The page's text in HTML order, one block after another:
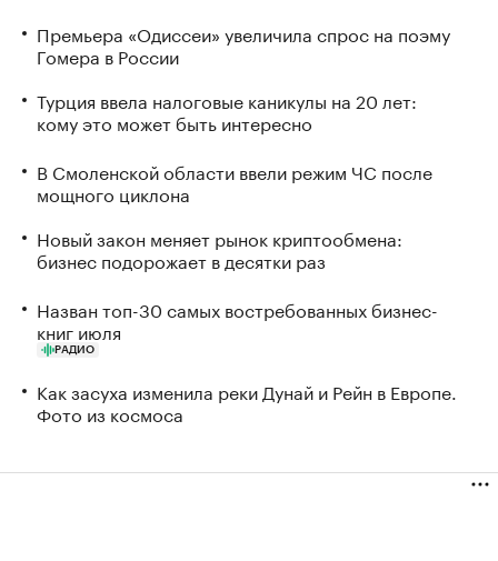
Премьера «Одиссеи» увеличила спрос на поэму
Гомера в России
Турция ввела налоговые каникулы на 20 лет:
кому это может быть интересно
В Смоленской области ввели режим ЧС после
мощного циклона
Новый закон меняет рынок криптообмена:
бизнес подорожает в десятки раз
Назван топ-30 самых востребованных бизнес-
книг июля
РАДИО
Как засуха изменила реки Дунай и Рейн в Европе.
Фото из космоса